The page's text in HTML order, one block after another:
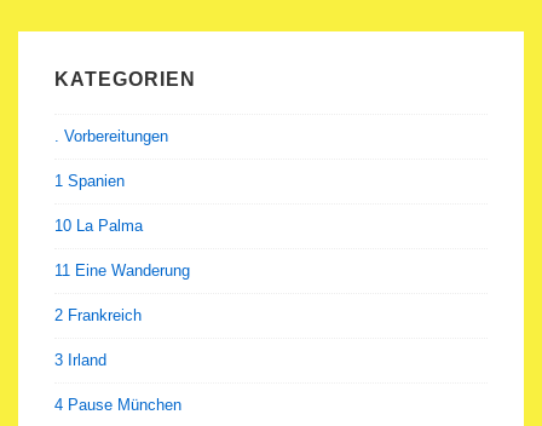
KATEGORIEN
. Vorbereitungen
1 Spanien
10 La Palma
11 Eine Wanderung
2 Frankreich
3 Irland
4 Pause München